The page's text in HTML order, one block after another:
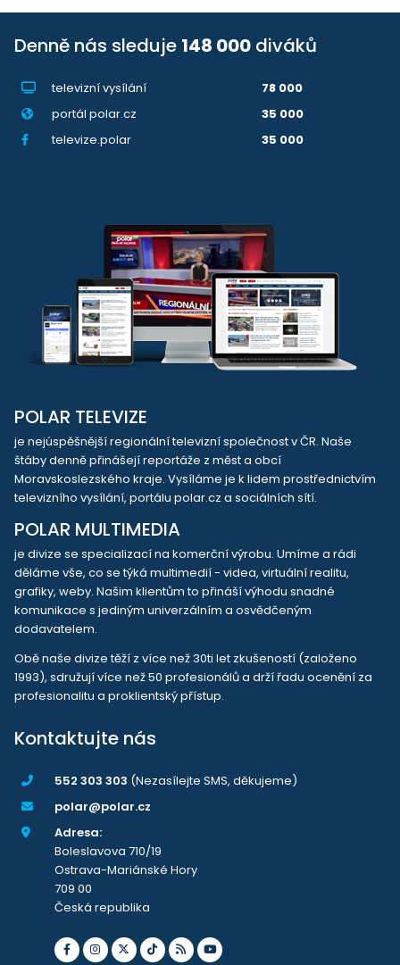
Denně nás sleduje 148 000 diváků
televizní vysílání
78 000
portál polar.cz
35 000
televize.polar
35 000
POLAR TELEVIZE
je nejúspěšnější regionální televizní společnost v ČR. Naše
štáby denně přinášejí reportáže z měst a obcí
Moravskoslezského kraje. Vysíláme je k lidem prostřednictvím
televizního vysílání, portálu polar.cz a sociálních sítí.
POLAR MULTIMEDIA
je divize se specializací na komerční výrobu. Umíme a rádi
děláme vše, co se týká multimedií - videa, virtuální realitu,
grafiky, weby. Našim klientům to přináší výhodu snadné
komunikace s jediným univerzálním a osvědčeným
dodavatelem.
Obě naše divize těží z více než 30ti let zkušeností (založeno
1993), sdružují více než 50 profesionálů a drží řadu ocenění za
profesionalitu a proklientský přístup.
Kontaktujte nás
552 303 303 (Nezasílejte SMS, děkujeme)
polar@polar.cz
Adresa:
Boleslavova 710/19
Ostrava-Mariánské Hory
709 00
Česká republika